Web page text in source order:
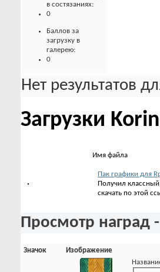
в состязаниях:
0
Баллов за
загрузку в
галерею:
0
Нет результатов
Загрузки
Имя файла
Пак графики для
Получил
скачать по этой
Просмотр наград
Значок
Изображение